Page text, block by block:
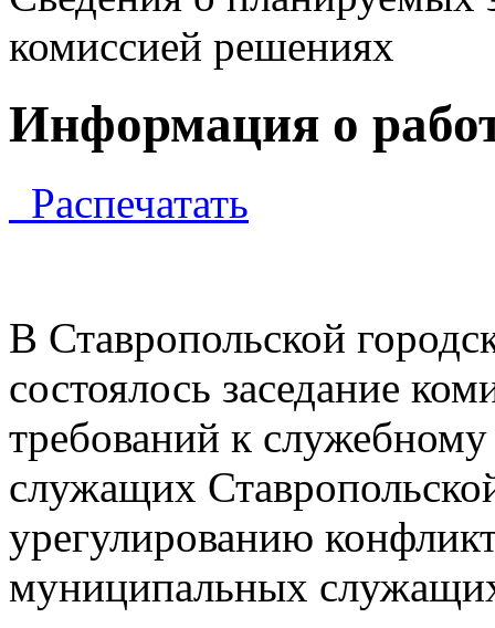
комиссией решениях
Информация о
Распечатать
В Ставропольской
состоялось заседание
требований к
служащих
урегулированию
муниципальных